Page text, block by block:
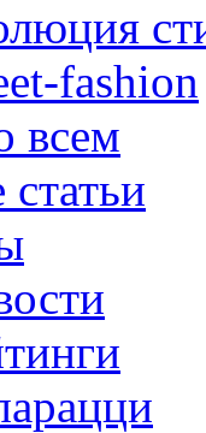
fashion
всем
статьи